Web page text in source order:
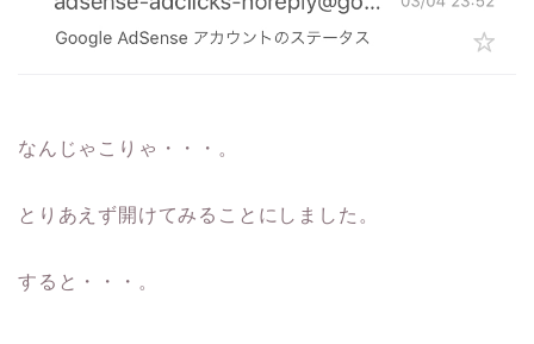
なんじゃこりゃ・・・。
とりあえず開けてみることにしました。
すると・・・。